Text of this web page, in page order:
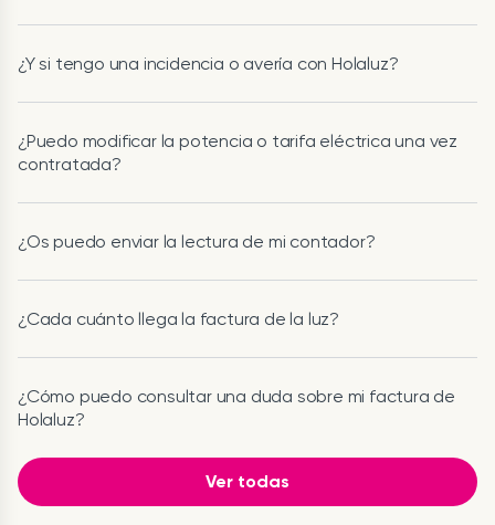
¿Y si tengo una incidencia o avería con Holaluz?
¿Puedo modificar la potencia o tarifa eléctrica una vez
contratada?
¿Os puedo enviar la lectura de mi contador?
¿Cada cuánto llega la factura de la luz?
¿Cómo puedo consultar una duda sobre mi factura de
Holaluz?
Ver todas